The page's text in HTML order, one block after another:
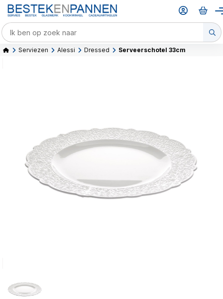
Serviezen Alessi Dressed Serveerschotel 33cm